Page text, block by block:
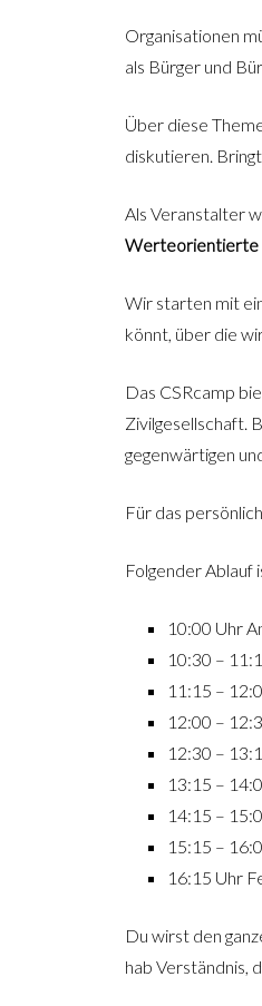
Organisationen
als Bürger und
Über diese
diskutieren.
Als Veranstalter
Werteorientierte
Wir starten mit
könnt, über die
Das CSRcamp
Zivilgesellschaft.
gegenwärtigen
Für das
Folgender Ablauf
10:00 Uhr
10:30 –
11:15 –
12:00 –
12:30 –
13:15 –
14:15 –
15:15 –
16:15 Uhr
Du wirst den
hab Verständnis,